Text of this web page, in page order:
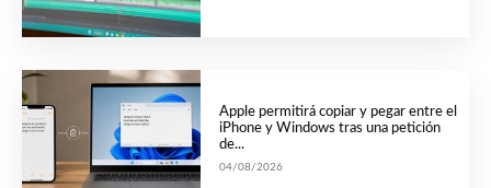
Apple permitirá copiar y pegar entre el
iPhone y Windows tras una petición
de...
04/08/2026